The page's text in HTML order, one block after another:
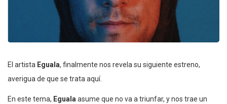
El artista Eguala, finalmente nos revela su siguiente estreno,
averigua de que se trata aquí.
En este tema, Egualaasume que no va a triunfar, y nos trae un